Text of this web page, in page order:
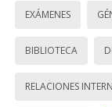
EXÁMENES
BIBLIOTECA
RELACIONES